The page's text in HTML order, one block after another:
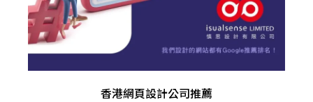
香港網頁設計公司推薦